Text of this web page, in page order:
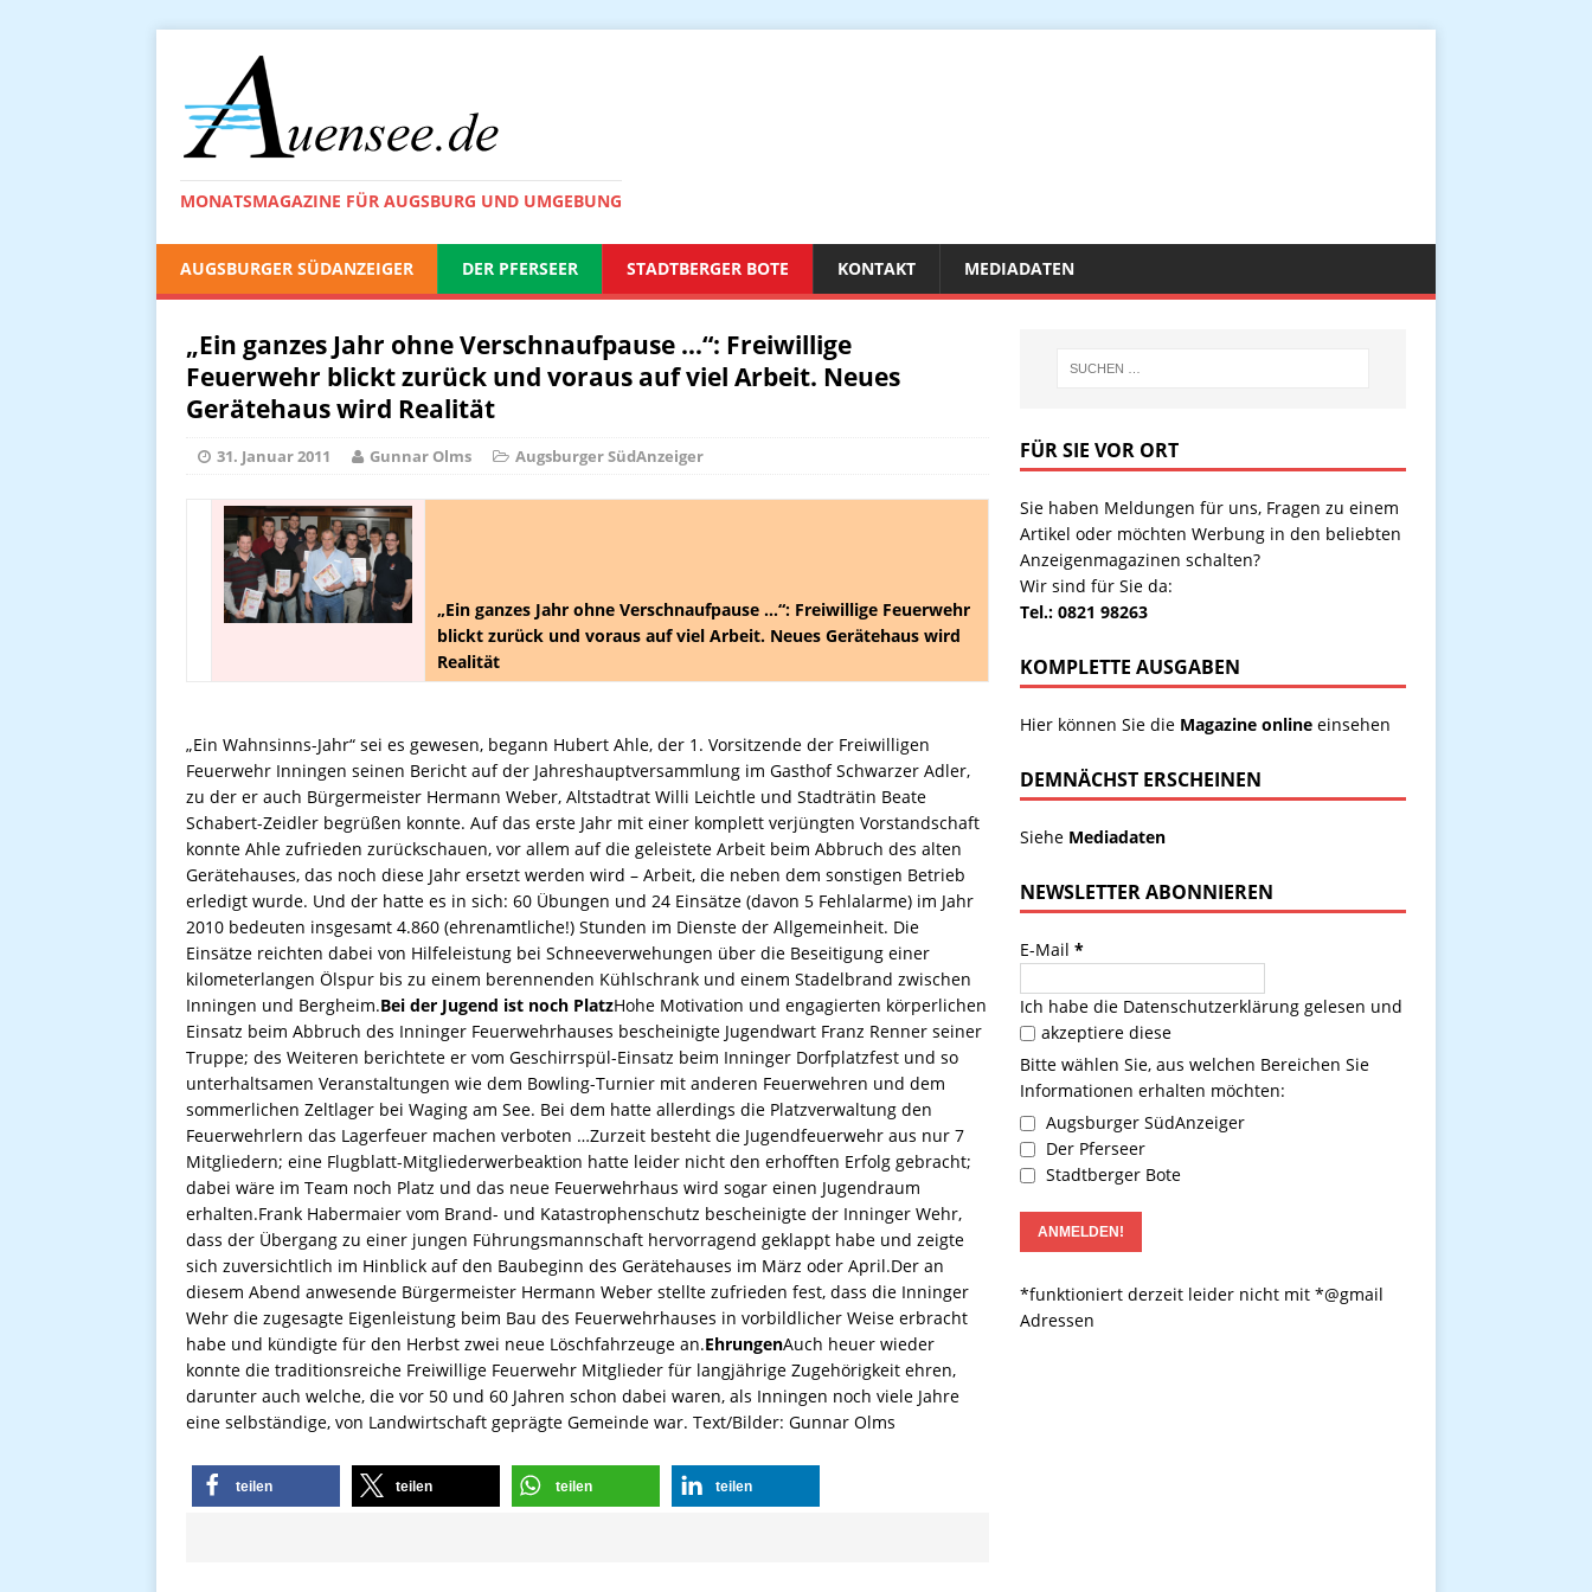
MONATSMAGAZINE FÜR AUGSBURG UND UMGEBUNG
AUGSBURGER SÜDANZEIGER DER PFERSEER STADTBERGER BOTE KONTAKT MEDIADATEN
„Ein ganzes Jahr ohne Verschnaufpause …“: Freiwillige
Feuerwehr blickt zurück und voraus auf viel Arbeit. Neues
Gerätehaus wird Realität
31. Januar 2011 Gunnar Olms Augsburger SüdAnzeiger
„Ein ganzes Jahr ohne Verschnaufpause …“: Freiwillige Feuerwehr
blickt zurück und voraus auf viel Arbeit. Neues Gerätehaus wird
Realität
„Ein Wahnsinns-Jahr“ sei es gewesen, begann Hubert Ahle, der 1. Vorsitzende der Freiwilligen
Feuerwehr Inningen seinen Bericht auf der Jahreshauptversammlung im Gasthof Schwarzer Adler,
zu der er auch Bürgermeister Hermann Weber, Altstadtrat Willi Leichtle und Stadträtin Beate
Schabert-Zeidler begrüßen konnte. Auf das erste Jahr mit einer komplett verjüngten Vorstandschaft
konnte Ahle zufrieden zurückschauen, vor allem auf die geleistete Arbeit beim Abbruch des alten
Gerätehauses, das noch diese Jahr ersetzt werden wird – Arbeit, die neben dem sonstigen Betrieb
erledigt wurde. Und der hatte es in sich: 60 Übungen und 24 Einsätze (davon 5 Fehlalarme) im Jahr
2010 bedeuten insgesamt 4.860 (ehrenamtliche!) Stunden im Dienste der Allgemeinheit. Die
Einsätze reichten dabei von Hilfeleistung bei Schneeverwehungen über die Beseitigung einer
kilometerlangen Ölspur bis zu einem berennenden Kühlschrank und einem Stadelbrand zwischen
Inningen und Bergheim.Bei der Jugend ist noch PlatzHohe Motivation und engagierten körperlichen
Einsatz beim Abbruch des Inninger Feuerwehrhauses bescheinigte Jugendwart Franz Renner seiner
Truppe; des Weiteren berichtete er vom Geschirrspül-Einsatz beim Inninger Dorfplatzfest und so
unterhaltsamen Veranstaltungen wie dem Bowling-Turnier mit anderen Feuerwehren und dem
sommerlichen Zeltlager bei Waging am See. Bei dem hatte allerdings die Platzverwaltung den
Feuerwehrlern das Lagerfeuer machen verboten …Zurzeit besteht die Jugendfeuerwehr aus nur 7
Mitgliedern; eine Flugblatt-Mitgliederwerbeaktion hatte leider nicht den erhofften Erfolg gebracht;
dabei wäre im Team noch Platz und das neue Feuerwehrhaus wird sogar einen Jugendraum
erhalten.Frank Habermaier vom Brand- und Katastrophenschutz bescheinigte der Inninger Wehr,
dass der Übergang zu einer jungen Führungsmannschaft hervorragend geklappt habe und zeigte
sich zuversichtlich im Hinblick auf den Baubeginn des Gerätehauses im März oder April.Der an
diesem Abend anwesende Bürgermeister Hermann Weber stellte zufrieden fest, dass die Inninger
Wehr die zugesagte Eigenleistung beim Bau des Feuerwehrhauses in vorbildlicher Weise erbracht
habe und kündigte für den Herbst zwei neue Löschfahrzeuge an.EhrungenAuch heuer wieder
konnte die traditionsreiche Freiwillige Feuerwehr Mitglieder für langjährige Zugehörigkeit ehren,
darunter auch welche, die vor 50 und 60 Jahren schon dabei waren, als Inningen noch viele Jahre
eine selbständige, von Landwirtschaft geprägte Gemeinde war. Text/Bilder: Gunnar Olms
teilen teilen teilen teilen
FÜR SIE VOR ORT
Sie haben Meldungen für uns, Fragen zu einem
Artikel oder möchten Werbung in den beliebten
Anzeigenmagazinen schalten?
Wir sind für Sie da:
Tel.: 0821 98263
KOMPLETTE AUSGABEN
Hier können Sie die Magazine onlineeinsehen
DEMNÄCHST ERSCHEINEN
Siehe Mediadaten
NEWSLETTER ABONNIEREN
E-Mail *
Ich habe die Datenschutzerklärunggelesen und
akzeptiere diese
Bitte wählen Sie, aus welchen Bereichen Sie
Informationen erhalten möchten:
Augsburger SüdAnzeiger
Der Pferseer
Stadtberger Bote
*funktioniert derzeit leider nicht mit *@gmail
Adressen